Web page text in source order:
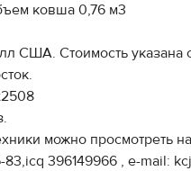
ковша 0,76 м3
США. Стоимость указана
можно просмотреть
83,icq 396149966 , e-mail: